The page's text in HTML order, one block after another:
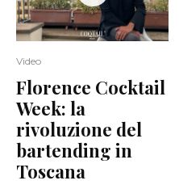
Video
Florence Cocktail
Week: la
rivoluzione del
bartending in
Toscana